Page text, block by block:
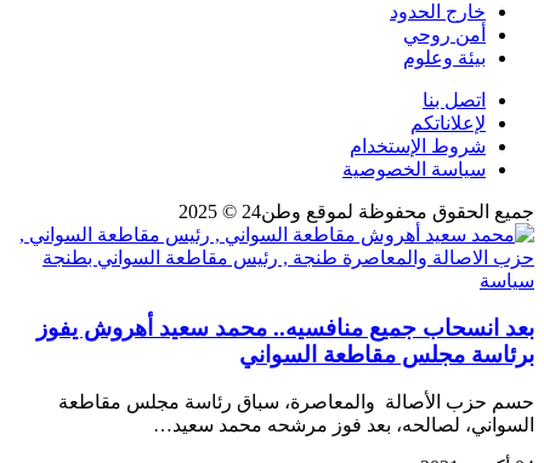
خارج الحدود
أمن روحي
بيئة وعلوم
اتصل بنا
لإعلاناتكم
شروط الإستخدام
سياسة الخصوصية
جميع الحقوق محفوظة لموقع وطن24 © 2025
سياسة
بعد انسحاب جميع منافسيه.. محمد سعيد أهروش يفوز
برئاسة مجلس مقاطعة السواني
حسم حزب الأصالة والمعاصرة، سباق رئاسة مجلس مقاطعة
السواني، لصالحه، بعد فوز مرشحه محمد سعيد…